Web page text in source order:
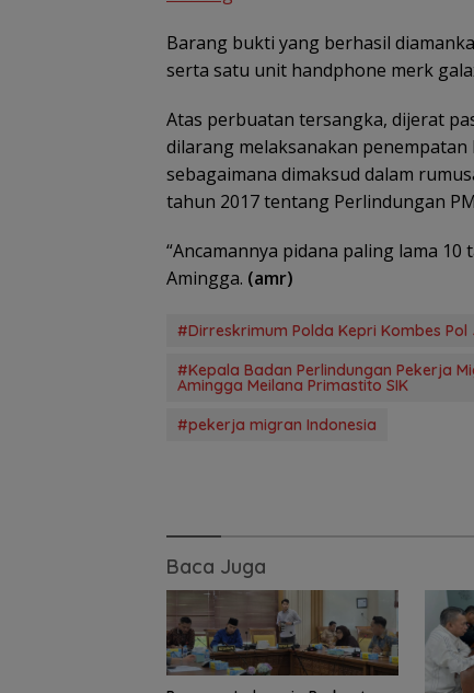
Barang bukti yang berhasil
serta satu unit handphone merk
Atas perbuatan tersangka, dijerat
dilarang melaksanakan
sebagaimana dimaksud dalam
tahun 2017 tentang Perlindungan
“Ancamannya pidana paling lama
Amingga. (amr)
#Dirreskrimum Polda Kepri Kombes Pol
#Kepala Badan Perlindungan Pekerja
Amingga Meilana Primastito SIK
#pekerja migran Indonesia
Baca Juga
Perpaduan Kuliner
Berbagi di Sunset
Grand
Centre
Influencers,